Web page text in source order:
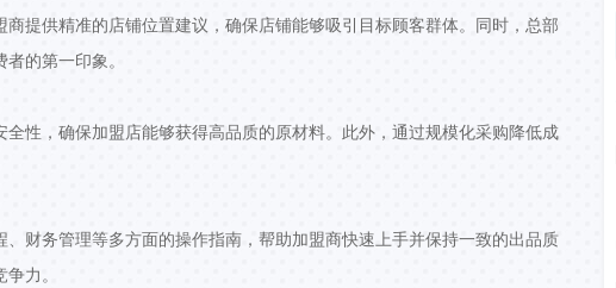
提供精准的店铺位置建议，确保店铺能够吸引目标顾客群体。同时，总部
的第一印象。
性，确保加盟店能够获得高品质的原材料。此外，通过规模化采购降低成
财务管理等多方面的操作指南，帮助加盟商快速上手并保持一致的出品质
力。